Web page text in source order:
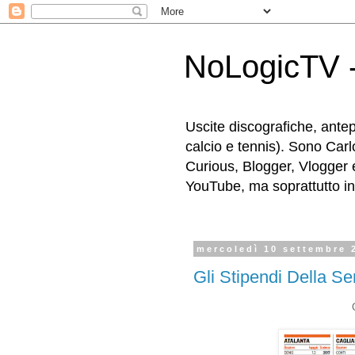
NoLogicTV
Uscite discografiche,
calcio e tennis). Sono
Curious, Blogger, Vlogger
YouTube, ma soprattutto
mercoledì 10 settembre
Gli Stipendi Della